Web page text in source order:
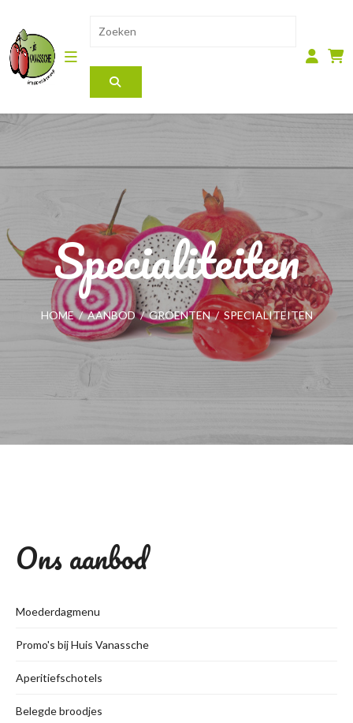
Specialiteiten
HOME / AANBOD / GROENTEN / SPECIALITEITEN
Ons aanbod
Moederdagmenu
Promo's bij Huis Vanassche
Aperitiefschotels
Belegde broodjes